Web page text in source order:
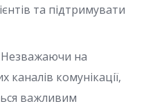
та підтримувати
Незважаючи на
комунікації,
важливим